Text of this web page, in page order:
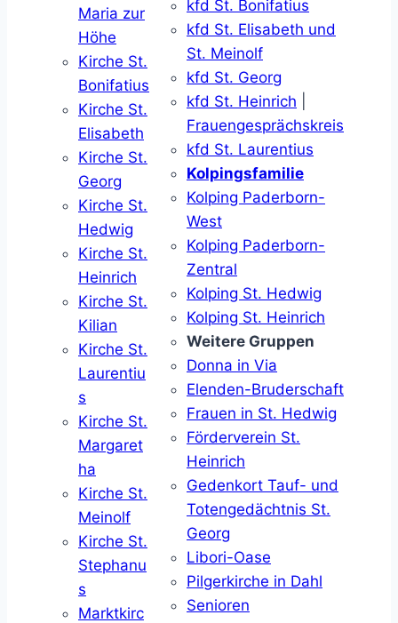
Maria zur
Höhe
Kirche St.
Bonifatius
Kirche St.
Elisabeth
Kirche St.
Georg
Kirche St.
Hedwig
Kirche St.
Heinrich
Kirche St.
Kilian
Kirche St.
Laurentiu
s
Kirche St.
Margaret
ha
Kirche St.
Meinolf
Kirche St.
Stephanu
s
Marktkirc
kfd St. Bonifatius
kfd St. Elisabeth und
St. Meinolf
kfd St. Georg
kfd St. Heinrich
Frauengesprächskreis
kfd St. Laurentius
Kolpingsfamilie
Kolping Paderborn-
West
Kolping Paderborn-
Zentral
Kolping St. Hedwig
Kolping St. Heinrich
Weitere Gruppen
Donna in Via
Elenden-Bruderschaft
Frauen in St. Hedwig
Förderverein St.
Heinrich
Gedenkort Tauf- und
Totengedächtnis St.
Georg
Libori-Oase
Pilgerkirche in Dahl
Senioren